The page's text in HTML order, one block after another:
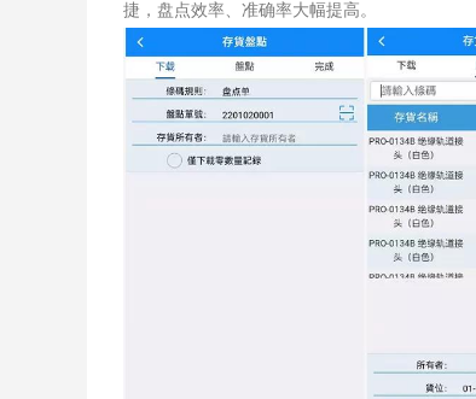
捷，盘点效率、准确率大幅提高。